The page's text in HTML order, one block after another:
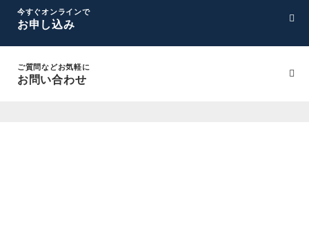
今すぐオンラインで
お申し込み
ご質問などお気軽に
お問い合わせ